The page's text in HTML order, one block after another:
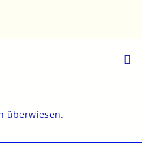
überwiesen.